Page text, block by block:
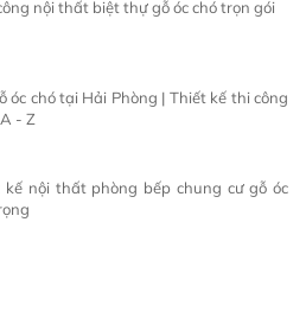
nội thất biệt thự gỗ óc chó trọn gói
óc chó tại Hải Phòng | Thiết kế thi công
- Z
nội thất phòng bếp chung cư gỗ óc